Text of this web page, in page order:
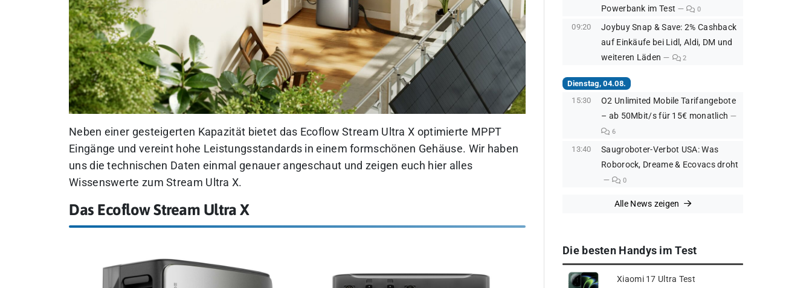
Neben einer gesteigerten Kapazität bietet das Ecoflow Stream Ultra X optimierte MPPT
Eingänge und vereint hohe Leistungsstandards in einem formschönen Gehäuse. Wir haben
uns die technischen Daten einmal genauer angeschaut und zeigen euch hier alles
Wissenswerte zum Stream Ultra X.
Das Ecoflow Stream Ultra X
Powerbank im Test
0
09:20
Joybuy Snap & Save: 2% Cashback
auf Einkäufe bei Lidl, Aldi, DM und
weiteren Läden
2
Dienstag, 04.08.
15:30
O2 Unlimited Mobile Tarifangebote
– ab 50Mbit/s für 15€ monatlich
6
13:40
Saugroboter-Verbot USA: Was
Roborock, Dreame & Ecovacs droht
0
Alle News zeigen
Die besten Handys im Test
Xiaomi 17 Ultra Test